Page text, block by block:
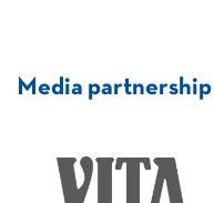
Media partnership